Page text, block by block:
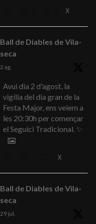
X
Ball de Diables de Vila-
seca
2 ag.
Avui dia 2 d'agost, la
vigília del dia gran de la
Festa Major, ens veiem a
les 20:30h per començar
el Seguici Tradicional. ✨
X
Ball de Diables de Vila-
seca
29 jul.